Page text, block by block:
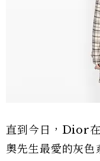
直到今日，Dior
奧先生最愛的灰